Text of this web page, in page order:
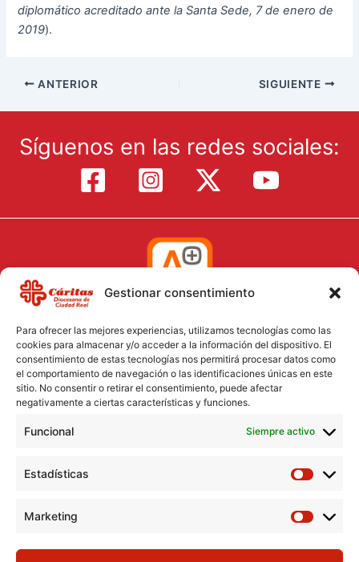
Gestionar consentimiento
Para ofrecer las mejores experiencias, utilizamos tecnologías como las
cookies para almacenar y/o acceder a la información del dispositivo. El
consentimiento de estas tecnologías nos permitirá procesar datos como
el comportamiento de navegación o las identificaciones únicas en este
sitio. No consentir o retirar el consentimiento, puede afectar
negativamente a ciertas características y funciones.
Funcional Siempre activo
Estadísticas
Marketing
diplomático acreditado ante la Santa Sede, 7 de enero de
2019).
ANTERIOR SIGUIENTE
Síguenos en las redes sociales:
Aviso Legal
Política de Cookies